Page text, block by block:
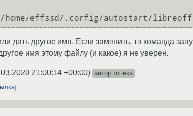
дать другое имя. Если заменить, то команда
имя этому файлу (и какое) я не уверен.
21:00:14 +00:00) автор топика